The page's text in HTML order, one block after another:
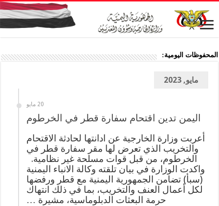
المحفوظات اليومية:
مايو, 2023
20 مايو
اليمن تدين اقتحام سفارة قطر في الخرطوم
أعربت وزارة الخارجية عن ادانتها لحادثة الاقتحام
والتخريب الذي تعرض لها مقر سفارة قطر في
الخرطوم، من قبل قوات مسلحة غير نظامية.
واكدت الوزارة في بيان تلقته وكالة الانباء اليمنية
(سبأ) تضامن الجمهورية اليمنية مع قطر ورفضها
لكل أعمال العنف والتخريب، بما في ذلك انتهاك
حرمة البعثات الدبلوماسية، مشيرة …